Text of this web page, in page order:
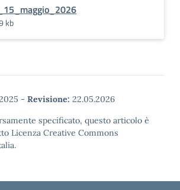
kb
- Revisione: 22.05.2026
specificato, questo articolo è
Licenza Creative Commons